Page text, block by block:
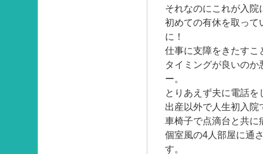
それなのにこれが入院
初めての有休を取って
に！
仕事に支障をきたすこ
タイミングが良いの
ー。
とりあえず夫に電話
出産以外で人生初入院
車椅子で点滴台と共に
個室風の4人部屋に通
す。